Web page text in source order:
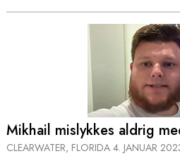
Mikhail mislykkes aldrig
CLEARWATER, FLORIDA 4. JANUAR